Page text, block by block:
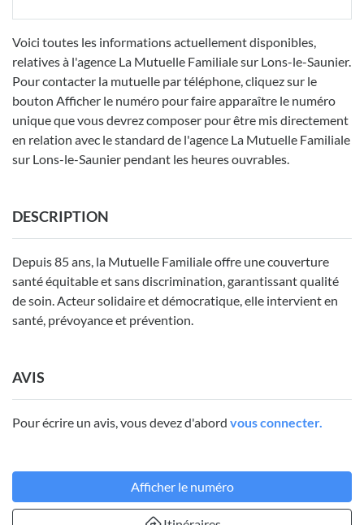
Voici toutes les informations actuellement disponibles,
relatives à l'agence La Mutuelle Familiale sur Lons-le-Saunier.
Pour contacter la mutuelle par téléphone, cliquez sur le
bouton Afficher le numéro pour faire apparaître le numéro
unique que vous devrez composer pour être mis directement
en relation avec le standard de l'agence La Mutuelle Familiale
sur Lons-le-Saunier pendant les heures ouvrables.
DESCRIPTION
Depuis 85 ans, la Mutuelle Familiale offre une couverture
santé équitable et sans discrimination, garantissant qualité
de soin. Acteur solidaire et démocratique, elle intervient en
santé, prévoyance et prévention.
AVIS
Pour écrire un avis, vous devez d'abord vous connecter.
Afficher le numéro